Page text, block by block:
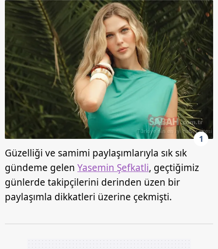
1
Güzelliği ve samimi paylaşımlarıyla sık sık
gündeme gelen Yasemin Şefkatli, geçtiğimiz
günlerde takipçilerini derinden üzen bir
paylaşımla dikkatleri üzerine çekmişti.